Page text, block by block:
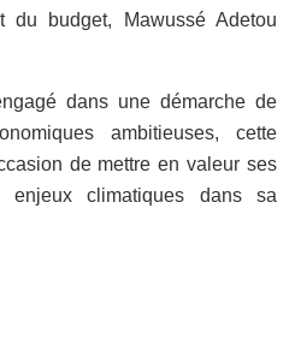
du budget, Mawussé Adetou
dans une démarche de
ambitieuses, cette
de mettre en valeur ses
climatiques dans sa